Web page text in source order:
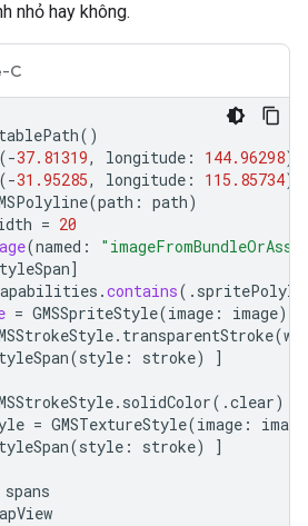
nhỏ hay không.
C
()
(-37.81319, longitude : 144.96298)
(-31.95285, longitude : 115.85734)
(path : path)
= 20
(named :
]
.contains(.
= GMSSpriteStyle(image : image)
. transparentStroke(
(style : stroke)
]
. solidColor(.clear)
= GMSTextureStyle(image : image
(style : stroke)
]
spans